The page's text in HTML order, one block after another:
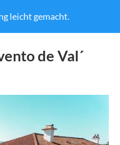
leicht gemacht.
de Val´